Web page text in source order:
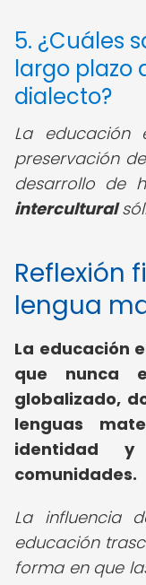
5. ¿Cuáles
largo plazo
dialecto?
La educación
preservación
desarrollo de
intercultural
Reflexión
lengua
La educación
que nunca
globalizado,
lenguas
identidad
comunidades.
La influencia
educación
forma en que